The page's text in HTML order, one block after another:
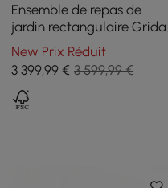
Ensemble de repas de
jardin rectangulaire Grida
9 pièces avec 8 chaises en
teck et résine tressée
New Prix Réduit
3 399,99 € 3 599,99 €